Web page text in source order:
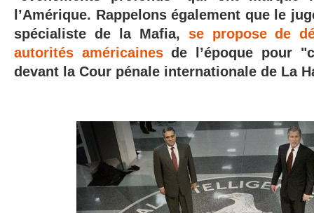
l’Amérique. Rappelons également que le
spécialiste de la Mafia, se propose de
autorités américainesde l’époque pour
devant la Cour pénale internationale de La